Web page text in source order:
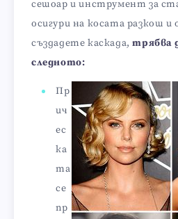
сешоар и инструмент за
осигури на косата разкош и
създадете каскада,трябва
следното:
Пр
ич
ес
ка
та
се
пр